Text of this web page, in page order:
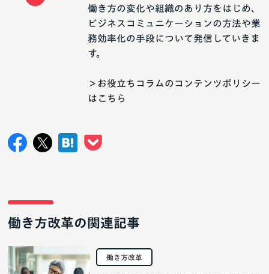
働き方の変化や組織のあり方をはじめ、
ビジネスコミュニケーションの方法や業
務効率化の手段について発信していきま
す。
＞お役立ちコラムのコンテンツポリシー
はこちら
働き方改革の関連記事
働き方改革